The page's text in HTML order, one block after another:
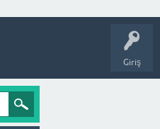
Giriş